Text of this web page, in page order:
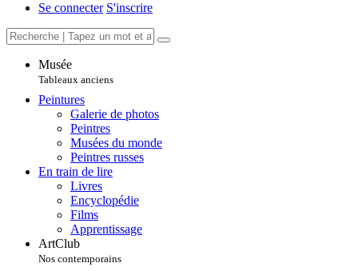
Se connecter S'inscrire
Musée
Tableaux anciens
Peintures
Galerie de photos
Peintres
Musées du monde
Peintres russes
En train de lire
Livres
Encyclopédie
Films
Apprentissage
ArtClub
Nos contemporains